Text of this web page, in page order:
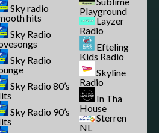
Sky radio
hits
Sky Radio
Sky Radio
Sky Radio 80’s
Sky Radio 90’s
Playground
Layzer
Radio
Efteling
Kids Radio
Skyline
Radio
In Tha
House
Sterren
NL